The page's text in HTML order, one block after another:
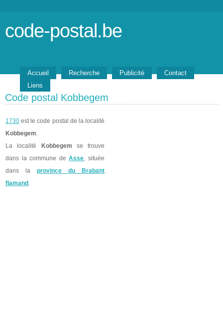
code-postal.be
Accueil Recherche Publicité
Contact
Liens
Code postal Kobbegem
1730 est le code postal de la localité
Kobbegem.
La localité
Kobbegem se trouve
dans la commune deAsse, située
dans la province du Brabant
flamand .